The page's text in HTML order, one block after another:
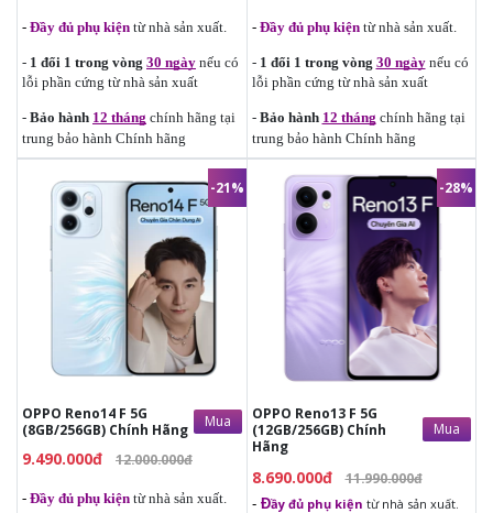
- Đầy đủ phụ kiện từ nhà sản xuất.
- 1 đổi 1 trong vòng 30 ngày nếu có
lỗi phần cứng từ nhà sản xuất
- Bảo hành 12 tháng chính hãng tại
trung bảo hành Chính hãng
- Đầy đủ phụ kiệntừ nhà sản xuất.
- 1 đổi 1 trong vòng 30 ngàynếu có
lỗi phần cứng từ nhà sản xuất
- Bảo hành 12 tháng chính hãng tại
trung bảo hành Chính hãng
-21%
OPPO Reno14 F 5G
(8GB/256GB) Chính Hãng
Mua
9.490.000đ 12.000.000đ
- Đầy đủ phụ kiện từ nhà sản xuất.
9.490.000đ 12.000.000đ
Đầy đủ phụ kiện từ nhà sản xuất.
1 đổi 1 trong vòng 30 ngàynếu
có lỗi phần cứng từ nhà sản xuất
Bảo hành 12 tháng
chính hãng
tại trung bảo hành Chính hãng
-28%
OPPO Reno13 F 5G
(12GB/256GB) Chính
Hãng
Mua
8.690.000đ 11.990.000đ
- Đầy đủ phụ kiện từ nhà sản xuất.
8.690.000đ 11.990.000đ
ầy đủ phụ kiệntừ nhà sản
1 đổi 1 trong vòng 30 ngàynếu
có lỗi phần cứng từ nhà sản xuất
12 tháng
chính hãng
tại trung bảo hành Chính hãng